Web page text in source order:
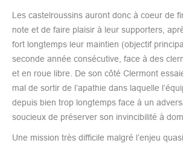
Les castelroussins auront donc à coeur de
note et de faire plaisir à leur supporters,
fort longtemps leur maintien (objectif
seconde année consécutive, face à des
et en roue libre. De son côté Clermont
mal de sortir de l’apathie dans laquelle
depuis bien trop longtemps face à un
soucieux de préserver son invincibilité à
Une mission très difficile malgré l’enjeu